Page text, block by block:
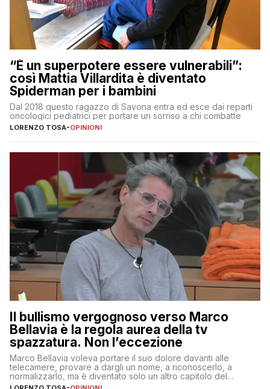
“È un superpotere essere vulnerabili”:
così Mattia Villardita è diventato
Spiderman per i bambini
Dal 2018 questo ragazzo di Savona entra ed esce dai reparti
oncologici pediatrici per portare un sorriso a chi combatte
LORENZO TOSA-OPINIONI
Il bullismo vergognoso verso Marco
Bellavia è la regola aurea della tv
spazzatura. Non l’eccezione
Marco Bellavia voleva portare il suo dolore davanti alle
telecamere, provare a dargli un nome, a riconoscerlo, a
normalizzarlo, ma è diventato solo un altro capitolo del
copione